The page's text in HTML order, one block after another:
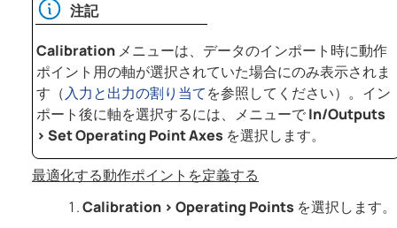
注記
Calibration メニューは、データのインポート時に動作
ポイント用の軸が選択されていた場合にのみ表示されま
す（入力と出力の割り当てを参照してください）。イン
ポート後に軸を選択するには、メニューでIn/Outputs
> Set Operating Point Axes を選択します。
最適化する動作ポイントを定義する
Calibration > Operating Points を選択します。